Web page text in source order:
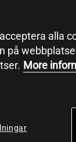
alla
på
More